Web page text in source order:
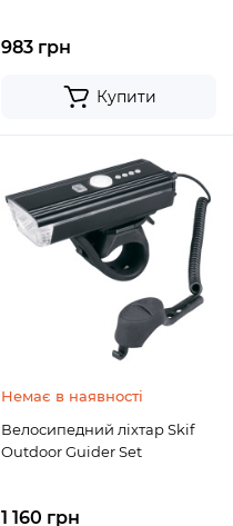
983 грн
Купити
Немає в наявності
Велосипедний ліхтар Skif
Outdoor Guider Set
1 160 грн